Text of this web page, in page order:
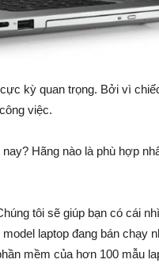
kỳ quan trọng. Bởi vì
việc.
Hãng nào là phù hợp
tôi sẽ giúp bạn có cái
laptop đang bán chạy
mềm của hơn 100 mẫu